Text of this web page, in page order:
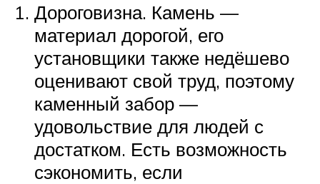
Дороговизна. Камень —
материал дорогой, его
установщики также недёшево
оценивают свой труд, поэтому
каменный забор —
удовольствие для людей с
достатком. Есть возможность
сэкономить, если